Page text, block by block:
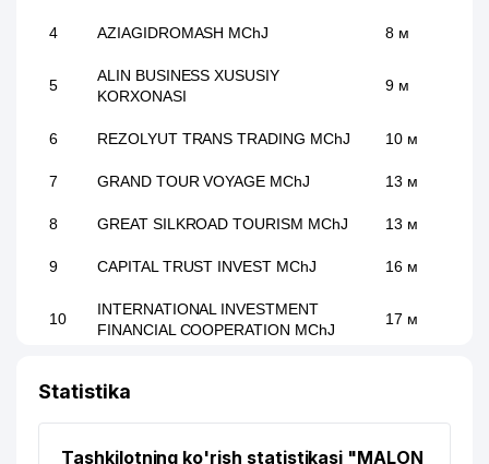
4 AZIAGIDROMASH MChJ 8 м
5
ALIN BUSINESS XUSUSIY
KORXONASI
9 м
6 REZOLYUT TRANS TRADING MChJ 10 м
7 GRAND TOUR VOYAGE MChJ 13 м
8 GREAT SILKROAD TOURISM MChJ 13 м
9 CAPITAL TRUST INVEST MChJ 16 м
10
INTERNATIONAL INVESTMENT
FINANCIAL COOPERATION MChJ
17 м
13 SVET DOBRA XUSUSIY KORXONASI 37 м
Statistika
Tashkilotning ko'rish statistikasi "MALON